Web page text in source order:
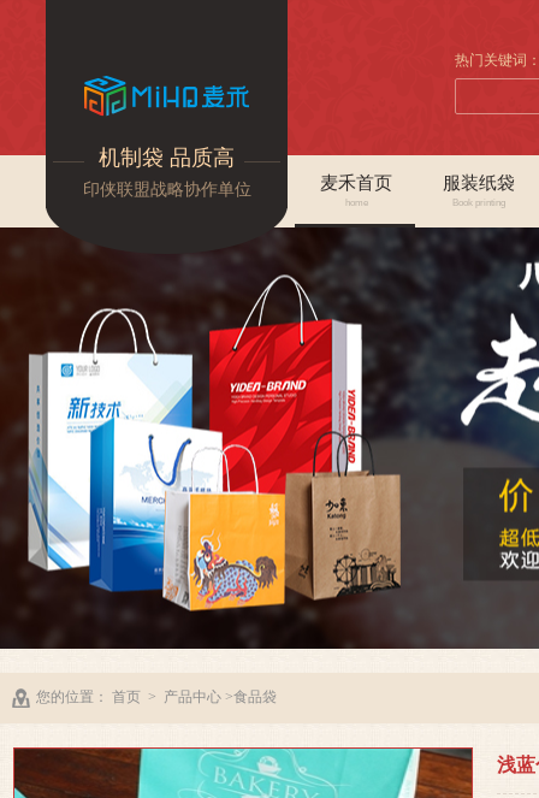
机制袋 品质高
印侠联盟战略协作单位
热门关键词
麦禾首页
home
服装纸袋
Book printing
您的位置： 首页 > 产品中心 >食品袋
浅